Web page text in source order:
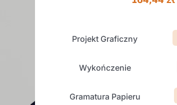
Projekt Graficzny
Wykończenie
Gramatura Papieru